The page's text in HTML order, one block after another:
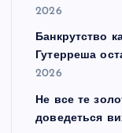
2026
Банкрутство
Гутерреша
2026
Не все те
доведеться